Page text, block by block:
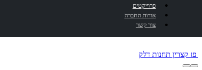
פרוייקטים
אודות החברה
צור קשר
פז קצרין תחנות דלק